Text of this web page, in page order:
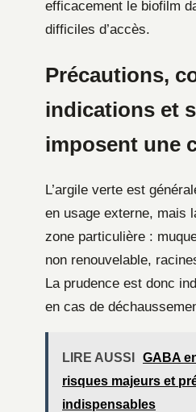
efficacement le biofilm
difficiles d’accès.
Précautions,
indications et
imposent une
L’argile verte est
en usage externe, mais
zone particulière :
non renouvelable,
La prudence est donc
en cas de
LIRE AUSSI
GABA
risques majeurs et
indispensables